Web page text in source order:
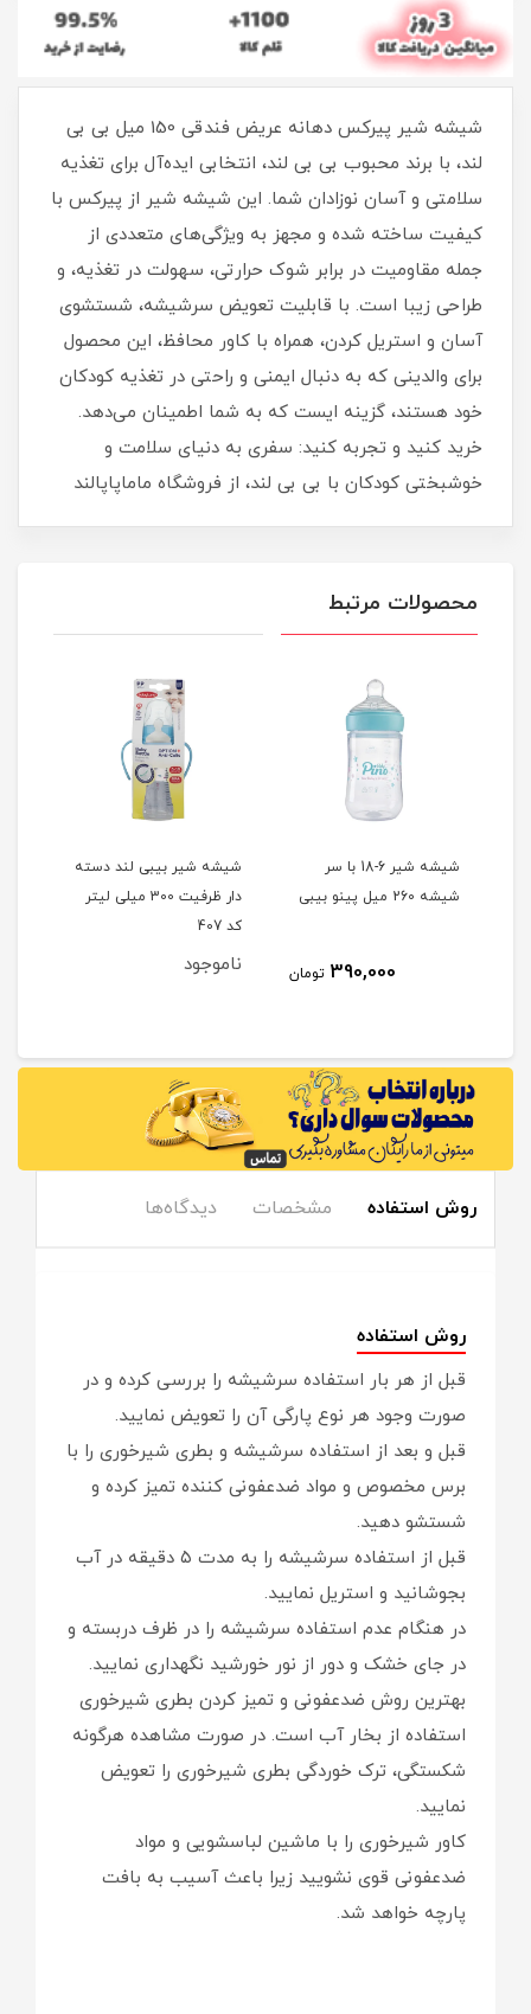
شیشه شیر پیرکس دهانه عریض فندقی 150 میل بی بی
لند، با برند محبوب بی بی لند، انتخابی ایده‌آل برای تغذیه
سلامتی و آسان نوزادان شما. این شیشه شیر از پیرکس با
کیفیت ساخته شده و مجهز به ویژگی‌های متعددی از
جمله مقاومیت در برابر شوک حرارتی، سهولت در تغذیه، و
طراحی زیبا است. با قابلیت تعویض سرشیشه، شستشوی
آسان و استریل کردن، همراه با کاور محافظ، این محصول
برای والدینی که به دنبال ایمنی و راحتی در تغذیه کودکان
خود هستند، گزینه ایست که به شما اطمینان می‌دهد.
خرید کنید و تجربه کنید: سفری به دنیای سلامت و
خوشبختی کودکان با بی بی لند، از فروشگاه ماماپاپالند
محصولات مرتبط
شیشه شیر 6-18 با سر
شیشه 260 میل پینو بیبی
390,000 تومان
شیشه شیر بیبی لند دسته
دار ظرفیت 300 میلی لیتر
کد 407
ناموجود
روش استفاده مشخصات دیدگاه‌ها
روش استفاده
قبل از هر بار استفاده سرشیشه را بررسی کرده و در
صورت وجود هر نوع پارگی آن را تعویض نمایید.
قبل و بعد از استفاده سرشیشه و بطری شیرخوری را با
برس مخصوص و مواد ضدعفونی کننده تمیز کرده و
شستشو دهید.
قبل از استفاده سرشیشه را به مدت ۵ دقیقه در آب
بجوشانید و استریل نمایید.
در هنگام عدم استفاده سرشیشه را در ظرف دربسته و
در جای خشک و دور از نور خورشید نگهداری نمایید.
بهترین روش ضدعفونی و تمیز کردن بطری شیرخوری
استفاده از بخار آب است. در صورت مشاهده هرگونه
شکستگی، ترک خوردگی بطری شیرخوری را تعویض
نمایید.
کاور شیرخوری را با ماشین لباسشویی و مواد
ضدعفونی قوی نشویید زیرا باعث آسیب به بافت
پارچه خواهد شد.